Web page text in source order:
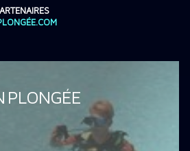
PLONGÉE